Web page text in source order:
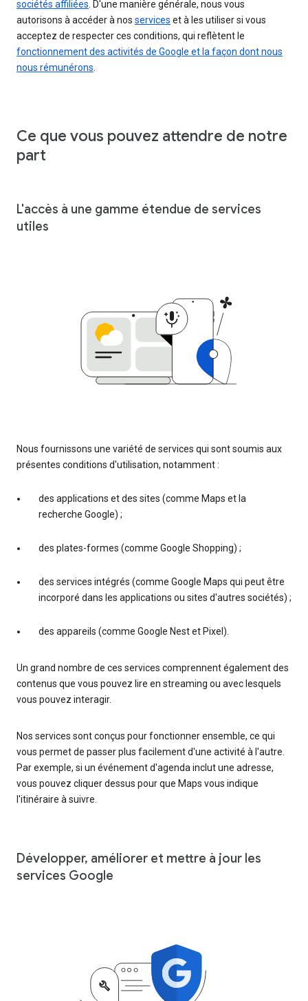
sociétés affiliées . D'une manière générale, nous vous
autorisons à accéder à nos services et à les utiliser si vous
acceptez de respecter ces conditions, qui reflètent le
fonctionnement des activités de Google et la façon dont nous
nous rémunérons
Ce que vous pouvez attendre de notre
part
L'accès à une gamme étendue de services
utiles
Nous fournissons une variété de services qui sont soumis aux
présentes conditions d'utilisation, notamment :
des applications et des sites (comme Maps et la
recherche Google) ;
des plates-formes (comme Google Shopping) ;
des services intégrés (comme Google Maps qui peut être
incorporé dans les applications ou sites d'autres sociétés) ;
des appareils (comme Google Nest et Pixel).
Un grand nombre de ces services comprennent également des
contenus que vous pouvez lire en streaming ou avec lesquels
vous pouvez interagir.
Nos services sont conçus pour fonctionner ensemble, ce qui
vous permet de passer plus facilement d'une activité à l'autre.
Par exemple, si un événement d'agenda inclut une adresse,
vous pouvez cliquer dessus pour que Maps vous indique
l'itinéraire à suivre.
Développer, améliorer et mettre à jour les
services Google